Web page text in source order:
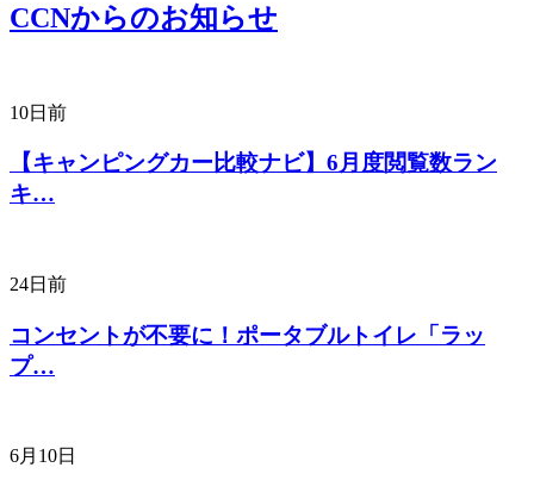
CCNからのお知らせ
10日前
【キャンピングカー比較ナビ】6月度閲覧数ラン
キ…
24日前
コンセントが不要に！ポータブルトイレ「ラッ
プ…
6月10日